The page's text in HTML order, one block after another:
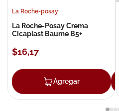
La Roche-posay
La Roche-Posay Crema
Cicaplast Baume B5+
$16,17
Agregar